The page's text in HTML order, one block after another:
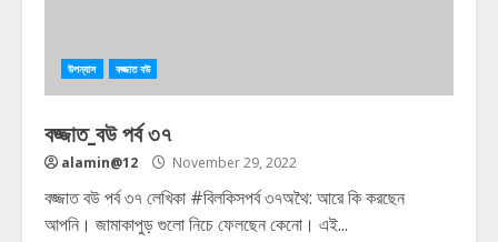
উপন্যাস বজ্জাত বউ
বজ্জাত_বউ পর্ব ৩৭
alamin@12 November 29, 2022
বজ্জাত বউ পর্ব ৩৭ লেখিকা #বিলকিসপর্ব ৩৭অথৈ: আরে কি করছেন
আপনি। জামাকাপুড় গুলো নিচে ফেলছেন কেনো। এই...